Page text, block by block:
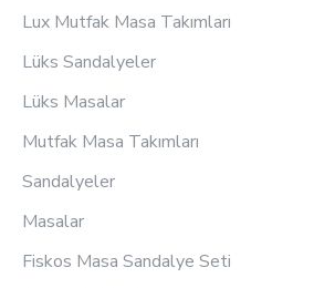
Lux Mutfak Masa Takımları
Lüks Sandalyeler
Lüks Masalar
Mutfak Masa Takımları
Sandalyeler
Masalar
Fiskos Masa Sandalye Seti